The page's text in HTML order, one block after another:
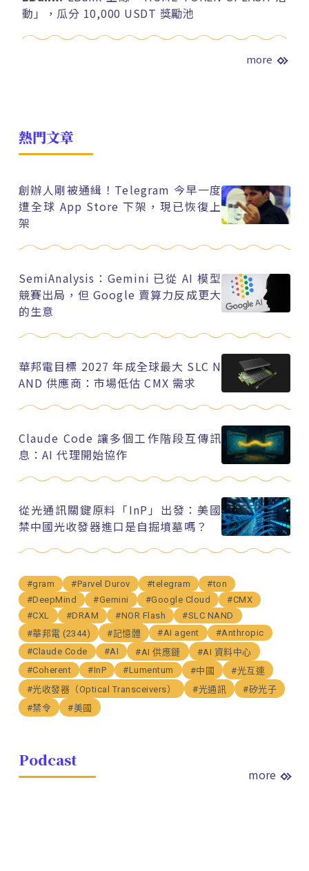
動」，瓜分 10,000 USDT 獎勵池
more
熱門文章
創辦人剛被通緝！Telegram 今早一度
遭全球 App Store 下架，現已恢復上
架
SemiAnalysis：Gemini 已從 AI 模型
競賽出局，但 Google 賣算力反成更大
的生意
華邦電目標 2027 年成全球最大 SLC N
AND 供應商：市場低估 CMX 需求
Claude Code 讓多個工作階段互傳訊
息：AI 代理開始協作
從光通訊關鍵原料「InP」出發：美國
禁中國光收發器進口是自掘墳墓嗎？
#gram #Parvel Durov #telegram
#ton
#DeepMind
#Gemini #Google Cloud
#CMX
#CXL
#DRAM #NOR Flash
#SLC NAND
#華邦電 (2344)
#記憶體 #AI agent
#Anthropic
#Claude Code
#AI #AI 供應鏈
#AI 資料中心
#Coherent
#InP #Lumentum #中國
#光互連
#光收發器（Optical Transceivers）
#光通訊
#矽光子
#禁令
#美國
Podcast
more